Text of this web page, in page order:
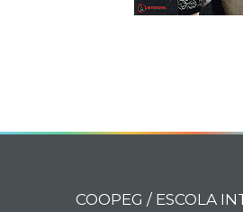
COOPEG / ESCOLA